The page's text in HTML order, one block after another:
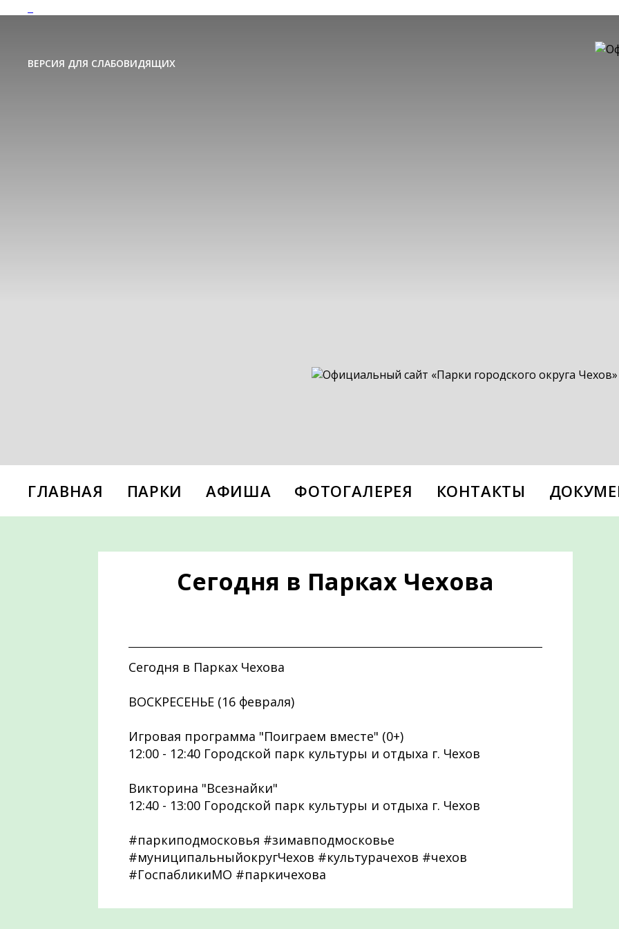
ВЕРСИЯ ДЛЯ СЛАБОВИДЯЩИХ
ГЛАВНАЯ ПАРКИ АФИША ФОТОГАЛЕРЕЯ КОНТАКТЫ
Сегодня в Парках Чехова
Сегодня в Парках Чехова
ВОСКРЕСЕНЬЕ (16 февраля)
Игровая программа "Поиграем вместе" (0+)
12:00 - 12:40 Городской парк культуры и отдыха г. Чехов
Викторина "Всезнайки"
12:40 - 13:00 Городской парк культуры и отдыха г. Чехов
#паркиподмосковья #зимавподмосковье
#муниципальныйокругЧехов #культурачехов #чехов
#ГоспабликиМО #паркичехова